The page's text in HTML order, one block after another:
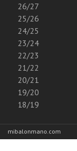
26/27
25/26
24/25
23/24
22/23
21/22
20/21
19/20
18/19
mibalonmano.com